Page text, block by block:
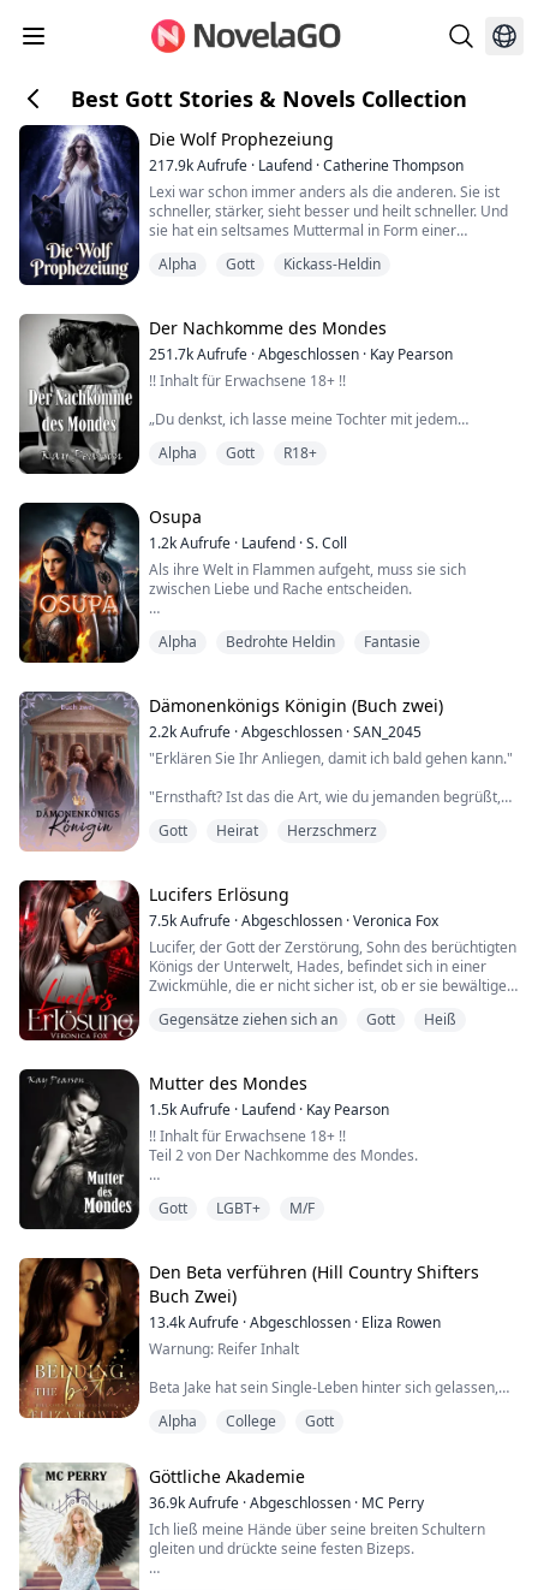
Best Gott Stories & Novels Collection
Die Wolf Prophezeiung
217.9kAufrufe · Laufend ·Catherine Thompson
Lexi war schon immer anders als die anderen. Sie ist
schneller, stärker, sieht besser und heilt schneller. Und
sie hat ein seltsames Muttermal in Form einer
betrachtet. Bis sie sich ihrem zwanzigsten Geburtstag
oder Gefährten. Bis das Mu...
Alpha Gott Kickass-Heldin
Der Nachkomme des Mondes
251.7kAufrufe ·Abgeschlossen · Kay Pearson
!! Inhalt für Erwachsene 18+ !!
„Du denkst, ich lasse meine Tochter mit jedem
Rippen, sodass ich quer über den Boden flog.
Ich dachte, ich müsste mich übergeben, als Hank mich
an den Haaren packte und meinen Kopf hochzog.
KNACK. Es war, a...
Alpha Gott R18+
Osupa
1.2kAufrufe · Laufend ·S. Coll
Als ihre Welt in Flammen aufgeht, muss sie sich
zwischen Liebe und Rache entscheiden.
vulkanisches Feuer ihre karibische Inselheimat
Gedankenschaltung ihres Alphas erlischt, kennt sie die
grausame Wahrheit – ihr Volk ist führungslos und nach
f...
Alpha Bedrohte Heldin Fantasie
Dämonenkönigs Königin (Buch zwei)
2.2kAufrufe ·Abgeschlossen ·SAN_2045
"Erklären Sie Ihr Anliegen, damit ich bald gehen kann."
"Ernsthaft? Ist das die Art, wie du jemanden begrüßt,
überhaupt zu begrüßen. Betrachte dich als glücklich."
"Ich wusste nicht, dass die Mondprinzessin so viel Groll
hegen kann."
"Was soll ich sagen?" Sie li...
Gott Heirat Herzschmerz
Lucifers Erlösung
7.5kAufrufe ·Abgeschlossen ·Veronica Fox
Lucifer, der Gott der Zerstörung, Sohn des berüchtigten
Königs der Unterwelt, Hades, befindet sich in einer
Zwickmühle, die er nicht sicher ist, ob er sie bewältigen
sein Vater glaubt, dass Kronos versucht, seinen Körper
nicht aus. Sein Verlan...
Gegensätze ziehen sich an Gott Heiß
Mutter des Mondes
1.5kAufrufe · Laufend · Kay Pearson
!! Inhalt für Erwachsene 18+ !!
Teil 2 von Der Nachkomme des Mondes.
hat sich verändert. Geheimnisse werden bewahrt und
eigenen Mission. Während Zelena sich an ihren neuen
Status gewöhnt, merkt sie, dass sich ihr Leben in mehr
als nur e...
Gott LGBT+ M/F
Den Beta verführen (Hill Country Shifters
Buch Zwei)
13.4kAufrufe ·Abgeschlossen · Eliza Rowen
Warnung: Reifer Inhalt
Beta Jake hat sein Single-Leben hinter sich gelassen,
vorzubereiten. Er hätte nie erwartet, eines Tages ins
Ava ist Erstsemester-Studentin an der Universität und
wurde geschickt, um ihre frisch verpaarten Cousine
Callie als Praktikantin bei Emerson Securities zu
ersetzen. Ava ist eine bril...
Alpha College Gott
Göttliche Akademie
36.9kAufrufe ·Abgeschlossen · MC Perry
Ich ließ meine Hände über seine breiten Schultern
gleiten und drückte seine festen Bizeps.